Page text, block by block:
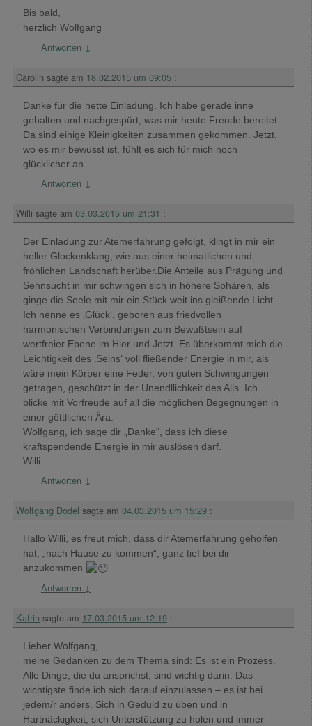
Bis bald,
herzlich Wolfgang
Antworten ↓
Carolin sagte am 18.02.2015 um 09:05 :
Danke für die nette Einladung. Ich habe gerade inne
gehalten und nachgespürt, was mir heute Freude bereitet.
Da sind einige Kleinigkeiten zusammen gekommen. Jetzt,
wo es mir bewusst ist, fühlt es sich für mich noch
glücklicher an.
Antworten ↓
Willi sagte am 03.03.2015 um 21:31 :
Der Einladung zur Atemerfahrung gefolgt, klingt in mir ein
heller Glockenklang, wie aus einer heimatlichen und
fröhlichen Landschaft herüber.Die Anteile aus Prägung und
Sehnsucht in mir schwingen sich in höhere Sphären, als
ginge die Seele mit mir ein Stück weit ins gleißende Licht.
Ich nenne es ‚Glück‘, geboren aus friedvollen
harmonischen Verbindungen zum Bewußtsein auf
wertfreier Ebene im Hier und Jetzt. Es überkommt mich die
Leichtigkeit des ‚Seins‘ voll fließender Energie in mir, als
wäre mein Körper eine Feder, von guten Schwingungen
getragen, geschützt in der Unendllichkeit des Alls. Ich
blicke mit Vorfreude auf all die möglichen Begegnungen in
einer göttllichen Ära.
Wolfgang, ich sage dir „Danke“, dass ich diese
kraftspendende Energie in mir auslösen darf.
Willi.
Antworten ↓
Wolfgang Dodel sagte am 04.03.2015 um 15:29 :
Hallo Willi, es freut mich, dass dir Atemerfahrung geholfen
hat, „nach Hause zu kommen“, ganz tief bei dir
anzukommen
Antworten ↓
Katrin sagte am 17.03.2015 um 12:19 :
Lieber Wolfgang,
meine Gedanken zu dem Thema sind: Es ist ein Prozess.
Alle Dinge, die du ansprichst, sind wichtig darin. Das
wichtigste finde ich sich darauf einzulassen – es ist bei
jedem/r anders. Sich in Geduld zu üben und in
Hartnäckigkeit, sich Unterstützung zu holen und immer